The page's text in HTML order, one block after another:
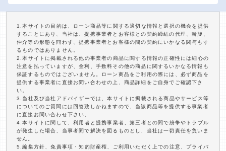
1.本サイトの目的は、ローン商品等に関する適切な情報と選択の機会を提供
することにあり、当社は、提携事業者とお客様との契約締結の代理、斡旋、
仲介等の形態を問わず、提携事業者とお客様の間の契約にいかなる関与もす
るものではありません。
2.本サイトに掲載される他の事業者の商品に関する情報の正確性には細心の
注意を払っていますが、金利、手数料その他の商品に関するいかなる情報も
保証するものではございません。ローン商品をご利用の際には、必ず商品を
提供する事業者に直接お問い合わせの上、商品詳細をご自身でご確認下さ
い。
3.当社及び当社アドバイザーでは、本サイトに掲載される商品やサービス等
についてのご質問には回答致しかねますので、当該商品等を提供する事業者
に直接お問い合わせ下さい。
4.本サイトに関して、利用者と提携事業者、第三者との間で紛争やトラブル
が発生した場合、当事者間で解決を図るものとし、当社は一切責任を負いま
せん。
5.編集方針、免責事項・知的財産権、ご利用いただく上での注意、プライバ